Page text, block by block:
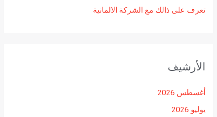
تعرف على ذالك مع الشركة الالمانية
الأرشيف
أغسطس 2026
يوليو 2026